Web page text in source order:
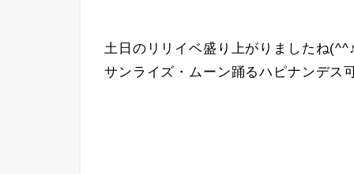
土日のリリイベ盛り上がりましたね
サンライズ・ムーン踊るハピナンデス